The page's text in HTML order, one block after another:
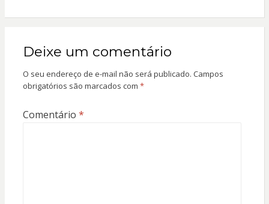
Deixe um comentário
O seu endereço de e-mail não será publicado. Campos
obrigatórios são marcados com *
Comentário *